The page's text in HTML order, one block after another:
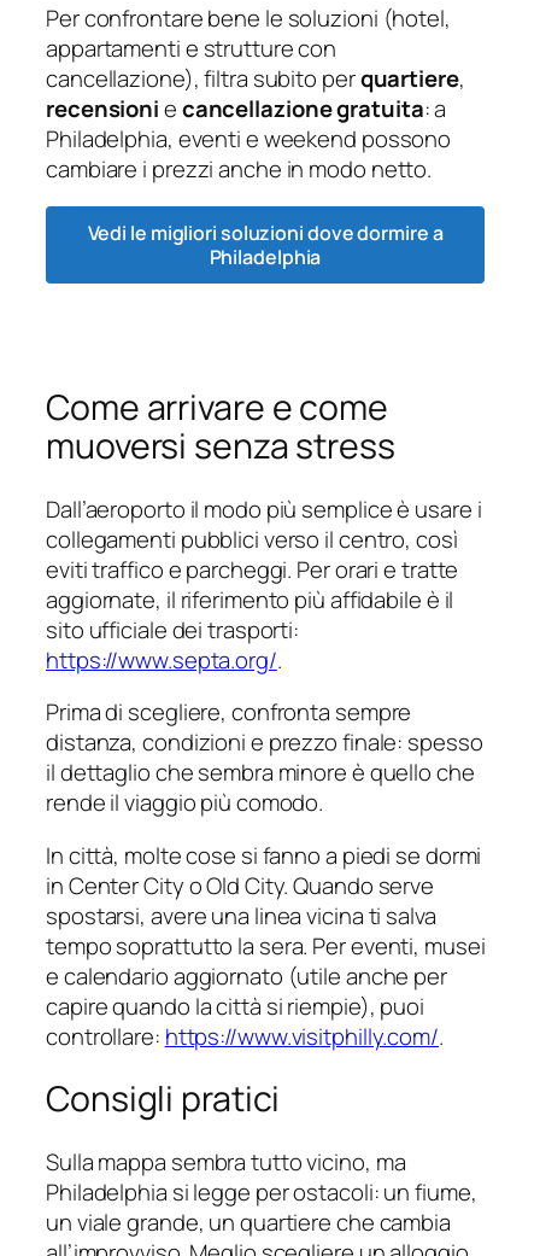
Per confrontare bene le soluzioni (hotel,
appartamenti e strutture con
cancellazione), filtra subito perquartiere,
recensioniecancellazione gratuita: a
Philadelphia, eventi e weekend possono
cambiare i prezzi anche in modo netto.
Vedi le migliori soluzioni dove dormire a
Philadelphia
Come arrivare e come
muoversi senza stress
Dall’aeroporto il modo più semplice è usare i
collegamenti pubblici verso il centro, così
eviti traffico e parcheggi. Per orari e tratte
aggiornate, il riferimento più affidabile è il
sito ufficiale dei trasporti:
https://www.septa.org/.
Prima di scegliere, confronta sempre
distanza, condizioni e prezzo finale: spesso
il dettaglio che sembra minore è quello che
rende il viaggio più comodo.
In città, molte cose si fanno a piedi se dormi
in Center City o Old City. Quando serve
spostarsi, avere una linea vicina ti salva
tempo soprattutto la sera. Per eventi, musei
e calendario aggiornato (utile anche per
capire quando la città si riempie), puoi
controllare: https://www.visitphilly.com/.
Consigli pratici
Sulla mappa sembra tutto vicino, ma
Philadelphia si legge per ostacoli: un fiume,
un viale grande, un quartiere che cambia